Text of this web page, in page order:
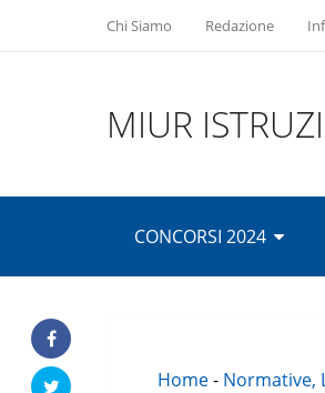
Chi Siamo Redazione
MIUR
CONCORSI 2024
Home- Normative,